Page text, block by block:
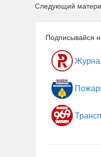
Следующий
Подписывайся